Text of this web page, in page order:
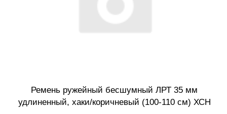
Ремень ружейный бесшумный ЛРТ 35 мм
удлиненный, хаки/коричневый (100-110 см) ХСН